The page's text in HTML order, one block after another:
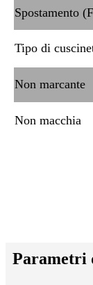
Spostamento
Tipo di
Non marcante
Non macchia
Parametri